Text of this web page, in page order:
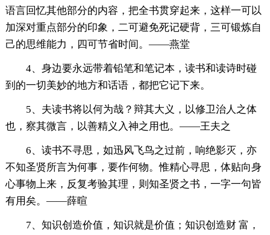
语言回忆其他部分的内容，把全书贯穿起来，这样一可以
加深对重点部分的印象，二可避免死记硬背，三可锻炼自
己的思维能力，四可节省时间。——燕堂
4、身边要永远带着铅笔和笔记本，读书和读诗时碰
到的一切美妙的地方和话语，都把它记下来。
5、夫读书将以何为哉？辩其大义，以修卫治人之体
也，察其微言，以善精义入神之用也。——王夫之
6、读书不寻思，如迅风飞鸟之过前，响绝影灭，亦
不知圣贤所言为何事，要作何物。惟精心寻思，体贴向身
心事物上来，反复考验其理，则知圣贤之书，一字一句皆
有用矣。——薛暄
7、知识创造价值，知识就是价值；知识创造财 富，